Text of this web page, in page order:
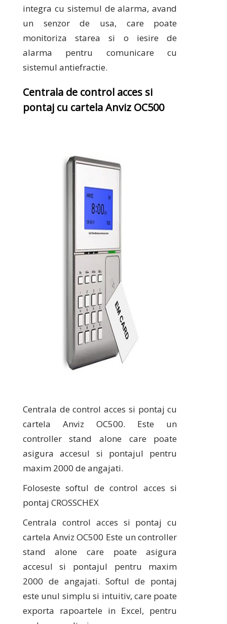
integra cu sistemul de alarma, avand
un senzor de usa, care poate
monitoriza starea si o iesire de
alarma pentru comunicare cu
sistemul antiefractie.
Centrala de control acces si
pontaj cu cartela Anviz OC500
Centrala de control acces si pontaj cu
cartela Anviz OC500. Este un
controller stand alone care poate
asigura accesul si pontajul pentru
maxim 2000 de angajati.
Foloseste softul de control acces si
pontaj CROSSCHEX
Centrala control acces si pontaj cu
cartela Anviz OC500 Este un controller
stand alone care poate asigura
accesul si pontajul pentru maxim
2000 de angajati. Softul de pontaj
este unul simplu si intuitiv, care poate
exporta rapoartele in Excel, pentru